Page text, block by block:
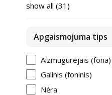
show all (31 )
Apgaismojuma tips
Aizmugurējais (fona)
Galinis (foninis)
Nėra